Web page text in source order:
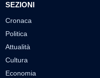
SEZIONI
Cronaca
Politica
Attualità
Cultura
Economia